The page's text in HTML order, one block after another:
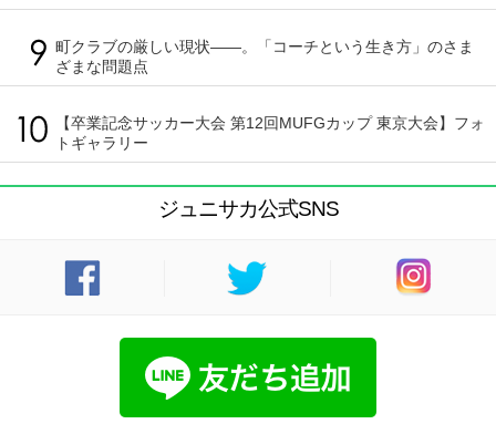
町クラブの厳しい現状――。「コーチという生き方」のさま
ざまな問題点
【卒業記念サッカー大会 第12回MUFGカップ 東京大会】フォ
トギャラリー
ジュニサカ公式SNS